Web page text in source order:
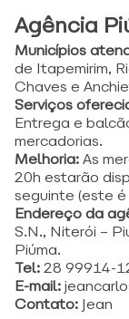
Agência
Municípios
de Itapemirim,
Chaves e
Serviços
Entrega e
mercadorias.
Melhoria:As
20h estarão
seguinte (este
Endereço da
S.N., Niterói –
Piúma.
Tel:28 99914-
E-mail:
Contato: Jean